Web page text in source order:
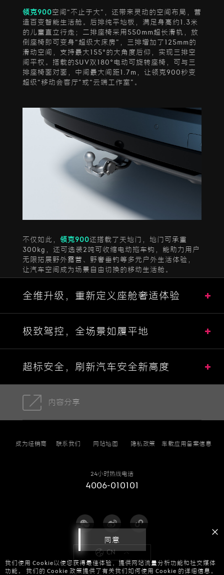
领克900空间“不止于大”，还带来灵动的空间布局，营
造百变智能生活舱。后排纯平地板，满足身高约1.3米
的儿童直立行走；二排座椅采用550mm超长滑轨，放
倒座椅即可变身“超级大床房”，三排增加了125mm的
滑动空间，支持最大155°的大角度后仰，实现三排空
间平权。搭载的SUV双180°电动可旋转座椅，可与三
排座椅面对面，中间最大间距1.7m，让领克900秒变
超级“移动会客厅”或“云端工作室”。
不仅如此， 领克900还搭载了天地门，地门可承重
300kg，还可选装2吨可收缩电动拖车钩，能助力用户
无限拓展野外露营、野奢垂钓等多元户外生活体验，
让汽车空间成为场景自由切换的移动生活舱。
全维升级，重新定义座舱奢适体验
极致驾控，全场景如履平地
超标安全，刷新汽车安全新高度
内容分享
成为经销商 联系我们 网站地图 隐私政策 车载应用备案信息
24小时热线电话
4006-010101
CN
同意
我们使用 Cookie以使您获得最佳体验，提供网站流量分析功能和社交媒体
功能。 我们的 Cookie 政策提供了有关我们如何使用 Cookie 的详细信息。